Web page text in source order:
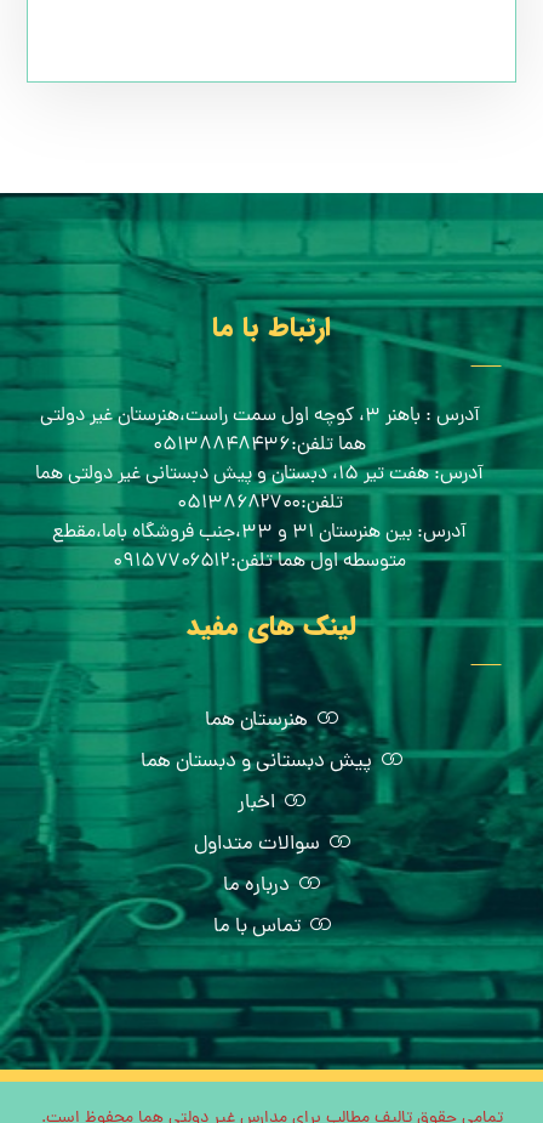
ارتباط با ما
آدرس : باهنر ۳، کوچه اول سمت راست،هنرستان غیر دولتی
هما تلفن:۰۵۱۳۸۸۴۸۴۳۶
آدرس: هفت تیر ۱۵، دبستان و پیش دبستانی غیر دولتی هما
تلفن:۰۵۱۳۸۶۸۲۷۰۰
آدرس: بین هنرستان ۳۱ و ۳۳،جنب فروشگاه باما،مقطع
متوسطه اول هما تلفن:۰۹۱۵۷۷۰۶۵۱۲
لینک های مفید
هنرستان هما
پیش دبستانی و دبستان هما
اخبار
سوالات متداول
درباره ما
تماس با ما